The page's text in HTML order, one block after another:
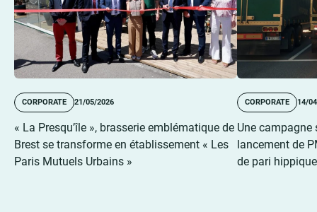
CORPORATE 21/05/2026
« La Presqu’île », brasserie emblématique de
Brest se transforme en établissement « Les
Paris Mutuels Urbains »
CORPORATE 14/
Une campagne
lancement de
de pari